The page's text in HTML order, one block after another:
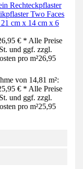
Rechteckpflaster
Two Faces
21 cm x 14 cm x 6
€ * Alle Preise
und ggf. zzgl.
pro m²26,95
von 14,81 m²:
€ * Alle Preise
und ggf. zzgl.
pro m²25,95